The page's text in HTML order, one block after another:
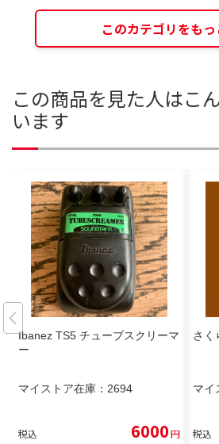
このカテゴリをもっ
この商品を見た人はこ
います
Ibanez TS5 チューブスクリーマ
ー
マイストア在庫： 2694
税込 6000円
さく
マイ
税込